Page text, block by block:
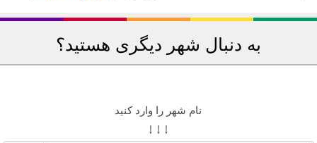
به دنبال شهر دیگری هستید؟
نام شهر را وارد کنید
↓ ↓ ↓